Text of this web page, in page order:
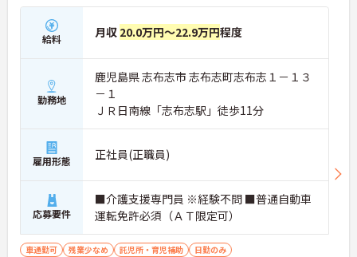
給料 月収 20.0万円～22.9万円程度
勤務地
鹿児島県 志布志市 志布志町志布志１－１３
－１
ＪＲ日南線「志布志駅」徒歩11分
雇用形態 正社員(正職員)
応募要件
■介護支援専門員 ※経験不問 ■普通自動車
運転免許必須（ＡＴ限定可）
車通勤可 残業少なめ 託児所・育児補助
日勤のみ